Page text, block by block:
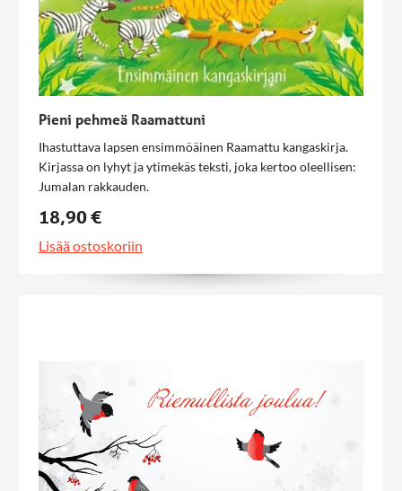
Pieni pehmeä Raamattuni
Ihastuttava lapsen ensimmöäinen Raamattu kangaskirja.
Kirjassa on lyhyt ja ytimekäs teksti, joka kertoo oleellisen:
Jumalan rakkauden.
18,90 €
Lisää ostoskoriin